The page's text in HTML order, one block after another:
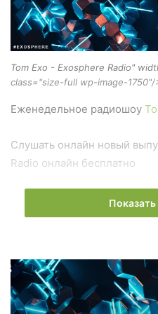
Tom Exo - Exosphere Radio"
class="size-full wp-image-1750"/
Еженедельное радиошоу
Слушать онлайн новый
Radio онлайн бесплатно
Trance Century
слушать онлайн песни и
Also you can find all
Exosphere Radio Free